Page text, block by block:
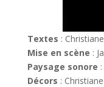
Textes :
Mise en scène :
Paysage sonore
Décors :